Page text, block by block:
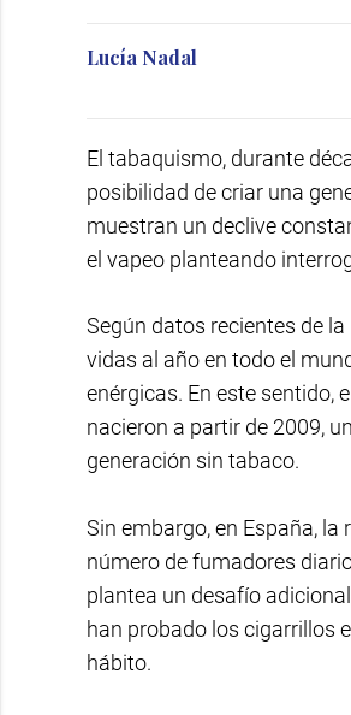
Lucía Nadal
El tabaquismo, durante
posibilidad de criar una
muestran un declive
el vapeo planteando
Según datos recientes de
vidas al año en todo el
enérgicas. En este sentido,
nacieron a partir de 2009,
generación sin tabaco.
Sin embargo, en España,
número de fumadores
plantea un desafío
han probado los cigarrillos
hábito.